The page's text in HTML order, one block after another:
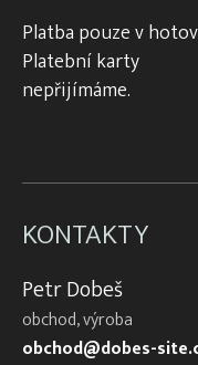
Platba pouze v
Platební karty
nepřijímáme.
KONTAKTY
Petr Dobeš
obchod, výroba
obchod@dobes-